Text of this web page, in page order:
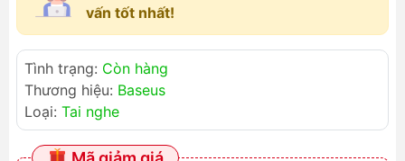
vấn tốt nhất!
Tình trạng: Còn hàng
Thương hiệu: Baseus
Loại: Tai nghe